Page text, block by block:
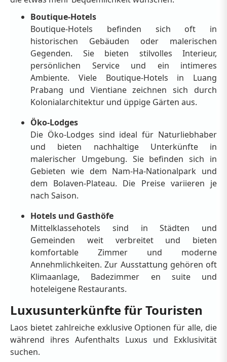
Boutique-Hotels
Boutique-Hotels befinden sich oft in
historischen Gebäuden oder malerischen
Gegenden. Sie bieten stilvolles Interieur,
persönlichen Service und ein intimeres
Ambiente. Viele Boutique-Hotels in Luang
Prabang und Vientiane zeichnen sich durch
Kolonialarchitektur und üppige Gärten aus.
Öko-Lodges
Die Öko-Lodges sind ideal für Naturliebhaber
und bieten nachhaltige Unterkünfte in
malerischer Umgebung. Sie befinden sich in
Gebieten wie dem Nam-Ha-Nationalpark und
dem Bolaven-Plateau. Die Preise variieren je
nach Saison.
Hotels und Gasthöfe
Mittelklassehotels sind in Städten und
Gemeinden weit verbreitet und bieten
komfortable Zimmer und moderne
Annehmlichkeiten. Zur Ausstattung gehören oft
Klimaanlage, Badezimmer en suite und
hoteleigene Restaurants.
Luxusunterkünfte für Touristen
Laos bietet zahlreiche exklusive Optionen für alle, die
während ihres Aufenthalts Luxus und Exklusivität
suchen.